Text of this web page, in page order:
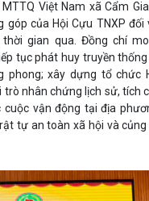
Việt Nam xã Cẩm
của Hội Cựu TNXP đối
gian qua. Đồng chí
tục phát huy truyền thống
phong; xây dựng tổ chức
nhân chứng lịch sử, tích
vận động tại địa
tự an toàn xã hội và củng